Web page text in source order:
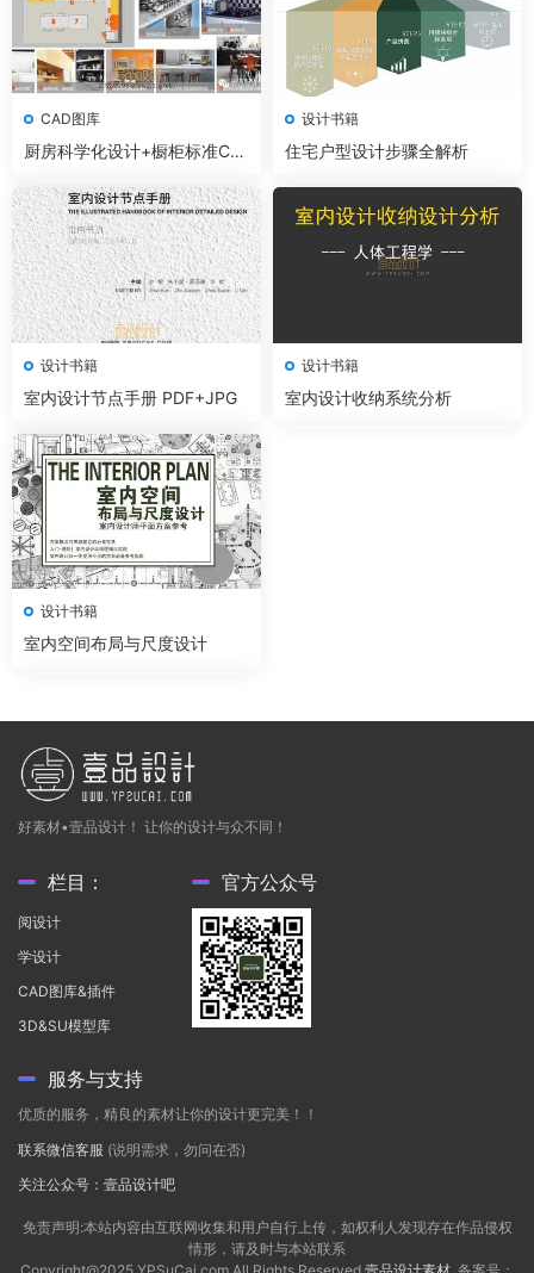
CAD图库
厨房科学化设计+橱柜标准CA
设计书籍
住宅户型设计步骤全解析
设计书籍
室内设计节点手册 PDF+JPG
设计书籍
室内设计收纳系统分析
设计书籍
室内空间布局与尺度设计
好素材•壹品设计！ 让你的设计与众不同！
栏目：
阅设计
学设计
CAD图库&插件
3D&SU模型库
官方公众号
服务与支持
优质的服务，精良的素材让你的设计更完美！！
联系微信客服 (说明需求，勿问在否)
关注公众号：壹品设计吧
免责声明:本站内容由互联网收集和用户自行上传，如权利人发现存在作品侵权
情形，请及时与本站联系